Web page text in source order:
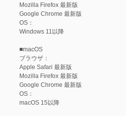
Mozilla Firefox 最新版
Google Chrome 最新版
OS：
Windows 11以降
■macOS
ブラウザ：
Apple Safari 最新版
Mozilla Firefox 最新版
Google Chrome 最新版
OS：
macOS 15以降